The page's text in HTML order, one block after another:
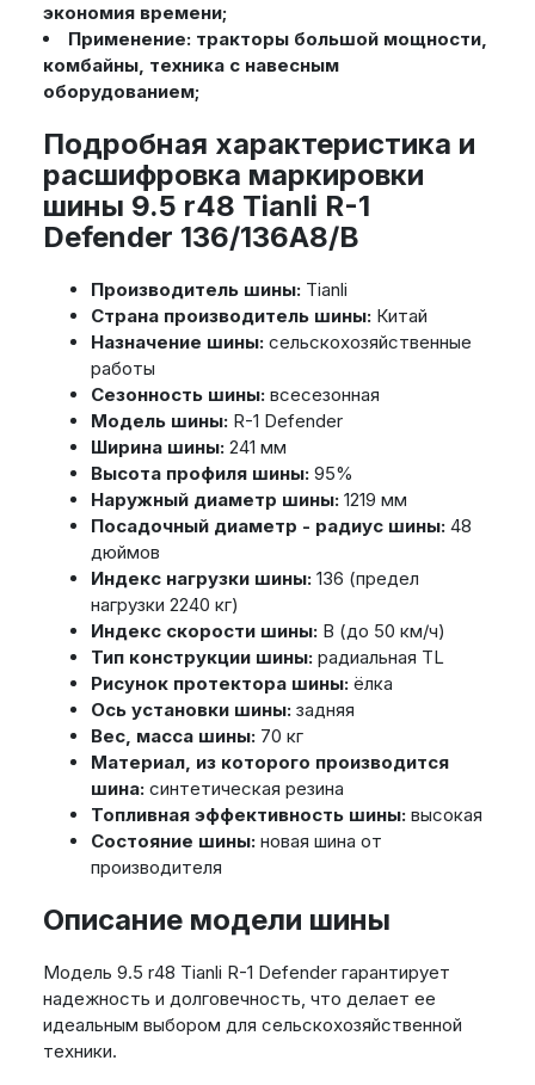
экономия времени;
Применение: тракторы большой мощности,
комбайны, техника с навесным
оборудованием;
Подробная характеристика и
расшифровка маркировки
шины 9.5 r48 Tianli R-1
Defender 136/136A8/B
Производитель шины:Tianli
Страна производитель шины:Китай
Назначение шины:сельскохозяйственные
работы
Сезонность шины:всесезонная
Модель шины:R-1 Defender
Ширина шины:241 мм
Высота профиля шины:95%
Наружный диаметр шины:1219 мм
Посадочный диаметр - радиус шины:48
дюймов
Индекс нагрузки шины:136 (предел
нагрузки 2240 кг)
Индекс скорости шины:В (до 50 км/ч)
Тип конструкции шины:радиальная TL
Рисунок протектора шины:ёлка
Ось установки шины:задняя
Вес, масса шины:70 кг
Материал, из которого производится
шина:синтетическая резина
Топливная эффективность шины:высокая
Состояние шины:новая шина от
производителя
Описание модели шины
Модель 9.5 r48 Tianli R-1 Defender гарантирует
надежность и долговечность, что делает ее
идеальным выбором для сельскохозяйственной
техники.